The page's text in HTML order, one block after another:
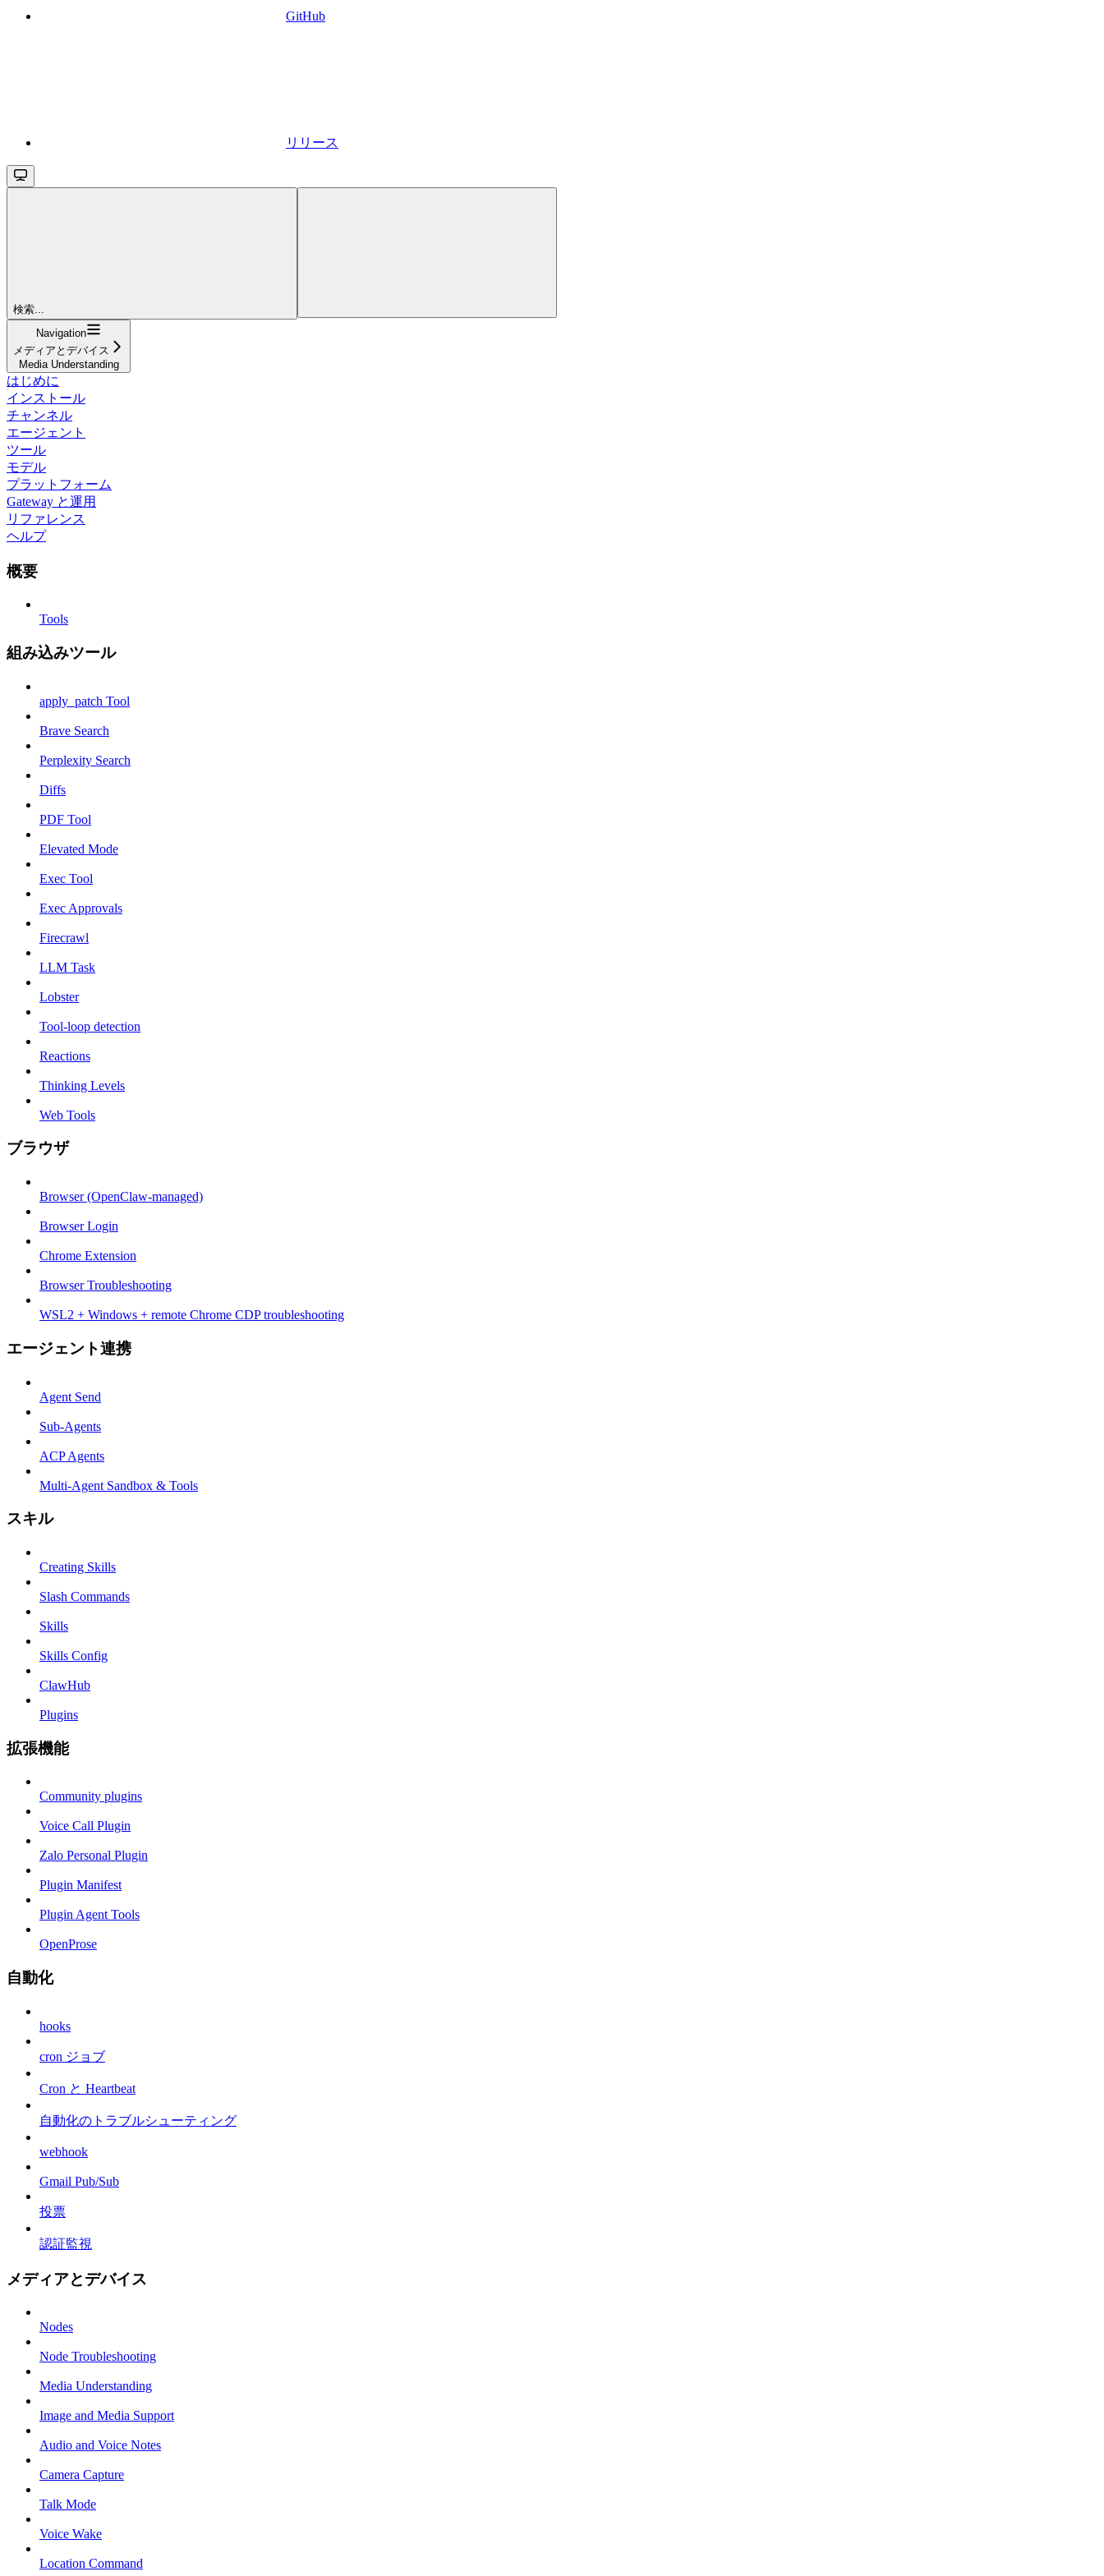
GitHub
リリース
検索...
Navigation
メディアとデバイス
Media Understanding
はじめに
インストール
チャンネル
エージェント
ツール
モデル
プラットフォーム
Gateway と運用
リファレンス
ヘルプ
概要
Tools
組み込みツール
apply_patch Tool
Brave Search
Perplexity Search
Diffs
PDF Tool
Elevated Mode
Exec Tool
Exec Approvals
Firecrawl
LLM Task
Lobster
Tool-loop detection
Reactions
Thinking Levels
Web Tools
ブラウザ
Browser (OpenClaw-managed)
Browser Login
Chrome Extension
Browser Troubleshooting
WSL2 + Windows + remote Chrome CDP troubleshooting
エージェント連携
Agent Send
Sub-Agents
ACP Agents
Multi-Agent Sandbox & Tools
スキル
Creating Skills
Slash Commands
Skills
Skills Config
ClawHub
Plugins
拡張機能
Community plugins
Voice Call Plugin
Zalo Personal Plugin
Plugin Manifest
Plugin Agent Tools
OpenProse
自動化
hooks
cron ジョブ
Cron と Heartbeat
自動化のトラブルシューティング
webhook
Gmail Pub/Sub
投票
認証監視
メディアとデバイス
Nodes
Node Troubleshooting
Media Understanding
Image and Media Support
Audio and Voice Notes
Camera Capture
Talk Mode
Voice Wake
Location Command